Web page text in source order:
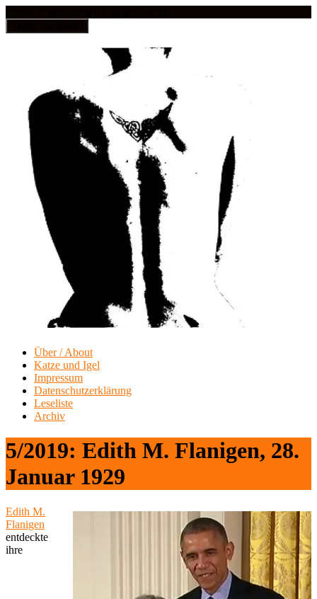
Über / About
Katze und Igel
Impressum
Datenschutzerklärung
Leseliste
Archiv
5/2019: Edith M. Flanigen, 28.
Januar 1929
Edith M.
Flanigen
entdeckte
ihre